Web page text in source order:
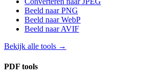
Beeld naar PNG
Beeld naar WebP
Beeld naar AVIF
Bekijk alle tools →
PDF tools